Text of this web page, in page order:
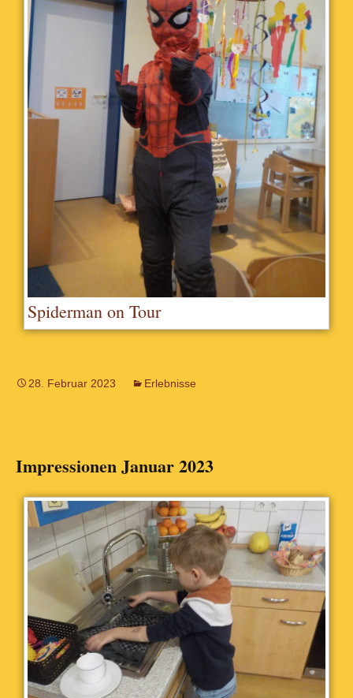
Spiderman on Tour
28. Februar 2023 Erlebnisse
Impressionen Januar 2023